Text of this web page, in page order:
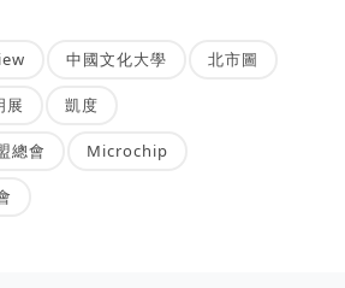
中國文化大學 北市圖
展 凱度
總會 Microchip